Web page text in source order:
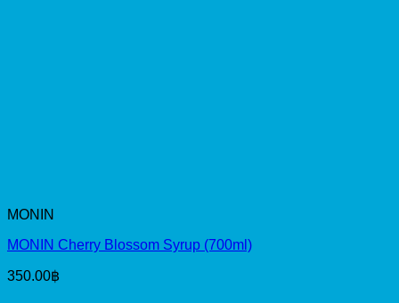
MONIN
MONIN Cherry Blossom Syrup (700ml)
350.00฿